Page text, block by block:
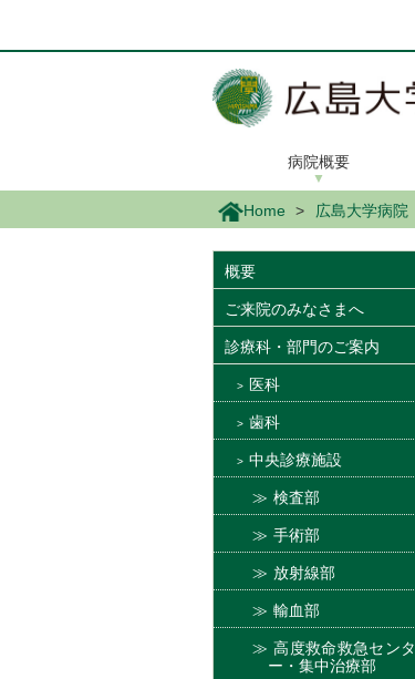
ン
病院概要
Home 広島大学病院
概要
ご来院のみなさまへ
診療科・部門のご案内
医科
歯科
中央診療施設
検査部
手術部
放射線部
輸血部
高度救命救急センタ
ー・集中治療部